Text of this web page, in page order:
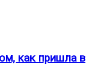
как пришла в